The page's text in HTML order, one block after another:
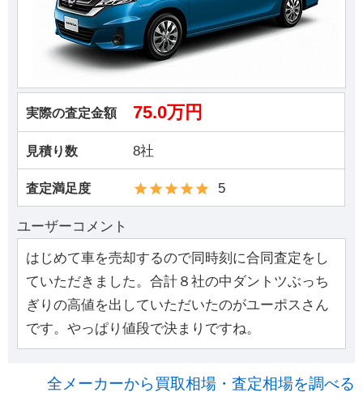
実際の査定金額 75.0万円
見積り数 8社
査定満足度 5
ユーザーコメント
はじめて車を売却するので同時刻に合同査定をし
ていただきました。合計８社の中ダントツぶっち
ぎりの高値を出していただいたのがユーポスさん
です。やっぱり値段で決まりですね。
全メーカーから買取相場・査定相場を調べる